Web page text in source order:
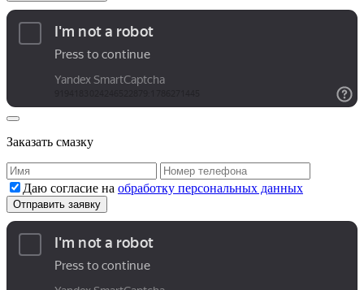
Заказать смазку
Даю согласие на обработку персональных данных